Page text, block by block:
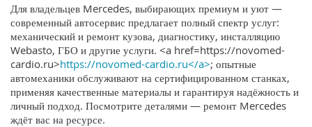
Для владельцев Mercedes, выбирающих премиум и уют —
современный автосервис предлагает полный спектр услуг:
механический и ремонт кузова, диагностику, инсталляцию
Webasto, ГБО и другие услуги. <a href=https://novomed-
cardio.ru>https://novomed-cardio.ru</a>; опытные
автомеханики обслуживают на сертифицированном станках,
применяя качественные материалы и гарантируя надёжность и
личный подход. Посмотрите деталями — ремонт Mercedes
ждёт вас на ресурсе.